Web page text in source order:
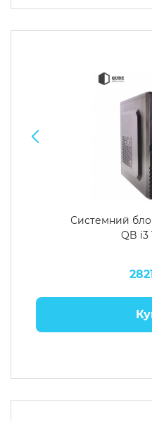
Системний
QB i3